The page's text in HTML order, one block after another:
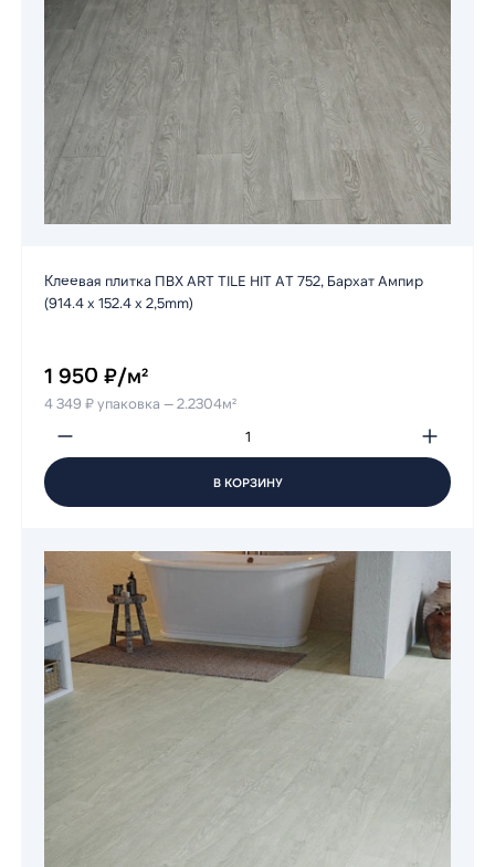
Клеевая плитка ПВХ ART TILE HIT AT 752, Бархат Ампир
(914.4 х 152.4 х 2,5mm)
1 950 ₽/м²
4 349 ₽ упаковка — 2.2304м²
В КОРЗИНУ